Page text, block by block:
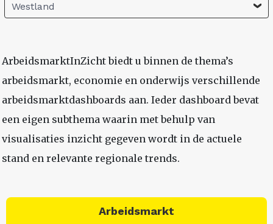
Westland
ArbeidsmarktInZicht biedt u binnen de thema’s
arbeidsmarkt, economie en onderwijs verschillende
arbeidsmarktdashboards aan. Ieder dashboard bevat
een eigen subthema waarin met behulp van
visualisaties inzicht gegeven wordt in de actuele
stand en relevante regionale trends.
Arbeidsmarkt